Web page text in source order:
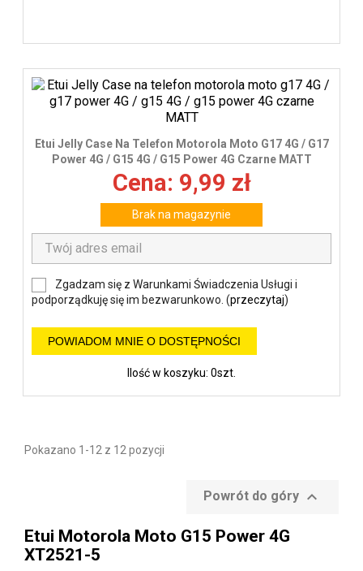
Etui Jelly Case Na Telefon Motorola Moto G17 4G / G17
Power 4G / G15 4G / G15 Power 4G Czarne MATT
Cena: 9,99 zł
Brak na magazynie
Zgadzam się z Warunkami Świadczenia Usługi i
podporządkuję się im bezwarunkowo. (przeczytaj)
POWIADOM MNIE O DOSTĘPNOŚCI
Ilość w koszyku: 0szt.
Pokazano 1-12 z 12 pozycji
Powrót do góry 
Etui Motorola Moto G15 Power 4G
XT2521-5